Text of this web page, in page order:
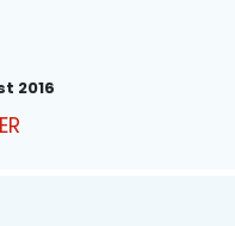
2016